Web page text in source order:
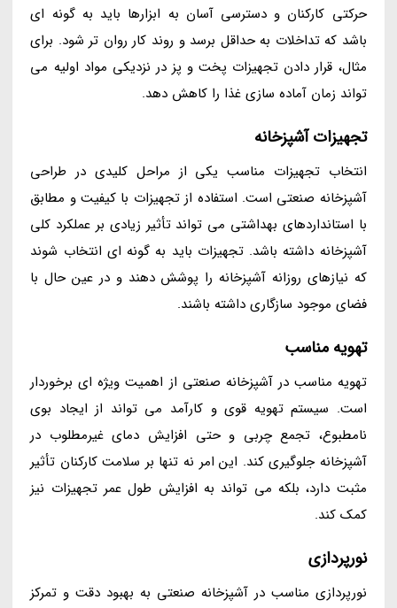
حرکتی کارکنان و دسترسی آسان به ابزارها باید به گونه ای
باشد که تداخلات به حداقل برسد و روند کار روان تر شود. برای
مثال، قرار دادن تجهیزات پخت و پز در نزدیکی مواد اولیه می
تواند زمان آماده سازی غذا را کاهش دهد.
تجهیزات آشپزخانه
انتخاب تجهیزات مناسب یکی از مراحل کلیدی در طراحی
آشپزخانه صنعتی است. استفاده از تجهیزات با کیفیت و مطابق
با استانداردهای بهداشتی می تواند تأثیر زیادی بر عملکرد کلی
آشپزخانه داشته باشد. تجهیزات باید به گونه ای انتخاب شوند
که نیازهای روزانه آشپزخانه را پوشش دهند و در عین حال با
فضای موجود سازگاری داشته باشند.
تهویه مناسب
تهویه مناسب در آشپزخانه صنعتی از اهمیت ویژه ای برخوردار
است. سیستم تهویه قوی و کارآمد می تواند از ایجاد بوی
نامطبوع، تجمع چربی و حتی افزایش دمای غیرمطلوب در
آشپزخانه جلوگیری کند. این امر نه تنها بر سلامت کارکنان تأثیر
مثبت دارد، بلکه می تواند به افزایش طول عمر تجهیزات نیز
کمک کند.
نورپردازی
نورپردازی مناسب در آشپزخانه صنعتی به بهبود دقت و تمرکز